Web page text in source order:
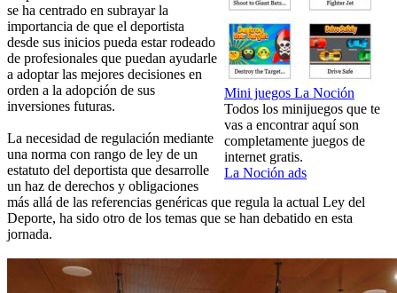
Mini juegos La Noción
Todos los minijuegos que te
vas a encontrar aquí son
completamente juegos de
internet gratis.
La Noción ads
se ha centrado en subrayar la
importancia de que el deportista
desde sus inicios pueda estar rodeado
de profesionales que puedan ayudarle
a adoptar las mejores decisiones en
orden a la adopción de sus
inversiones futuras.
La necesidad de regulación mediante
una norma con rango de ley de un
estatuto del deportista que desarrolle
un haz de derechos y obligaciones
más allá de las referencias genéricas que regula la actual Ley del
Deporte, ha sido otro de los temas que se han debatido en esta
jornada.